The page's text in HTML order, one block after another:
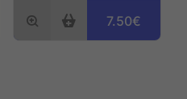
7.50€